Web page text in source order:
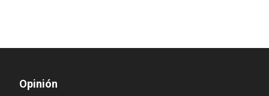
Opinión